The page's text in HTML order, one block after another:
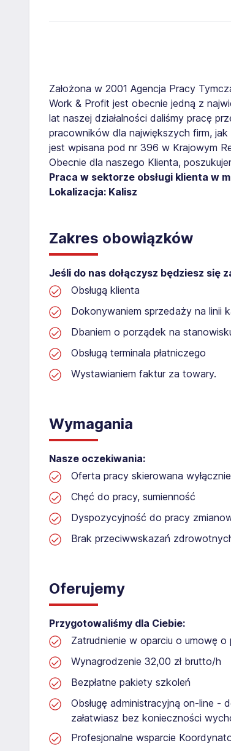
Założona w 2001 Agencja Pracy
Work & Profit jest obecnie jedną z
lat naszej działalności daliśmy pracę
pracowników dla największych firm,
jest wpisana pod nr 396 w Krajowym
Obecnie dla naszego Klienta,
Praca w sektorze obsługi klienta w
Lokalizacja: Kalisz
Zakres obowiązków
Jeśli do nas dołączysz będziesz się
Obsługą klienta
Dokonywaniem sprzedaży na linii
Dbaniem o porządek na
Obsługą terminala płatniczego
Wystawianiem faktur za towary.
Wymagania
Nasze oczekiwania:
Oferta pracy skierowana
Chęć do pracy, sumienność
Dyspozycyjność do pracy
Brak przeciwwskazań
Oferujemy
Przygotowaliśmy dla Ciebie:
Zatrudnienie w oparciu o umowę
Wynagrodzenie 32,00 zł brutto/h
Bezpłatne pakiety szkoleń
Obsługę administracyjną on-line
załatwiasz bez konieczności
Profesjonalne wsparcie